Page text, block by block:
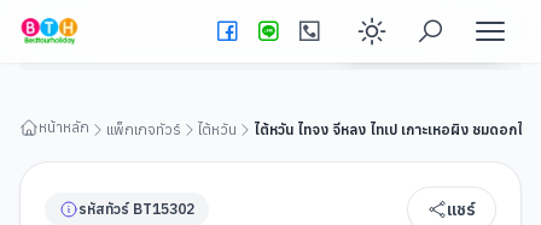
Enable dark
ชมสุริยันจันทรา)
ดูรายละเอียดทัวร์
หน้าหลัก แพ็กเกจทัวร์ ไต้หวัน ไต้หวัน ไทจง จีหลง ไทเป เกาะเหอผิง ชมดอกไ
รหัสทัวร์ BT15302 แชร์